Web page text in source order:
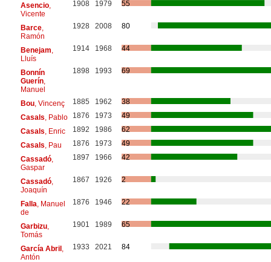
Asencio,
Vicente
1908 1979 55
Barce,
Ramón
1928 2008 80
Benejam
Lluís
1914 1968 44
Bonnín
Guerín,
Manuel
1898 1993 69
Bou, Vincenç 1885 1962
38
Casals , Pablo 1876 1973
49
Casals , Enric 1892 1986
62
Casals , Pau 1876 1973
49
Cassadó,
Gaspar
1897 1966 42
Cassadó,
Joaquín
1867 1926 2
Falla , Manuel
de
1876 1946 22
Garbizu,
Tomás
1901 1989 65
García Abril,
Antón
1933 2021 84